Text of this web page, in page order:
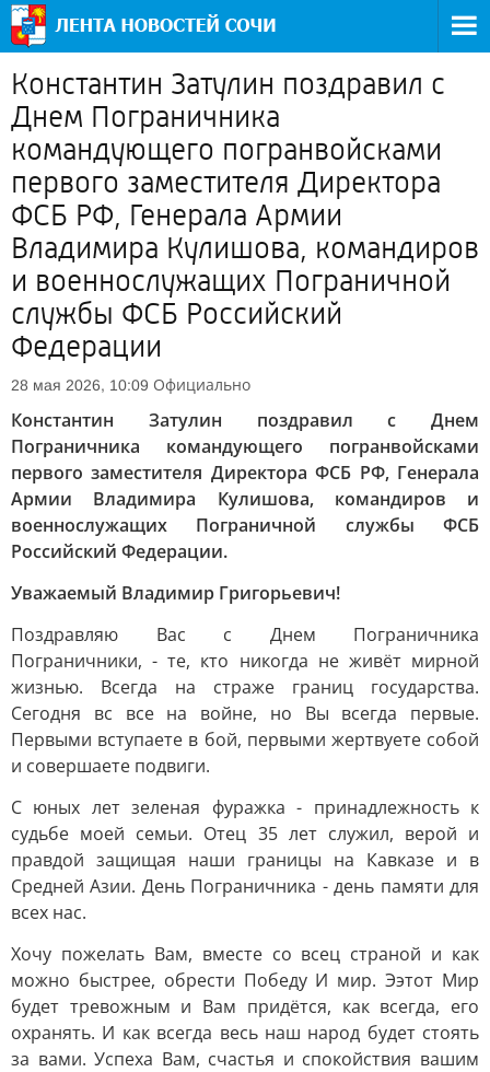
Константин Затулин поздравил с
Днем Пограничника
командующего погранвойсками
первого заместителя Директора
ФСБ РФ, Генерала Армии
Владимира Кулишова, командиров
и военнослужащих Пограничной
службы ФСБ Российский
Федерации
28 мая 2026, 10:09 Официально
Константин Затулин поздравил с Днем
Пограничника командующего погранвойсками
первого заместителя Директора ФСБ РФ, Генерала
Армии Владимира Кулишова, командиров и
военнослужащих Пограничной службы ФСБ
Российский Федерации.
Уважаемый Владимир Григорьевич!
Поздравляю Вас с Днем Пограничника
Пограничники, - те, кто никогда не живёт мирной
жизнью. Всегда на страже границ государства.
Сегодня вс все на войне, но Вы всегда первые.
Первыми вступаете в бой, первыми жертвуете собой
и совершаете подвиги.
С юных лет зеленая фуражка - принадлежность к
судьбе моей семьи. Отец 35 лет служил, верой и
правдой защищая наши границы на Кавказе и в
Средней Азии. День Пограничника - день памяти для
всех нас.
Хочу пожелать Вам, вместе со всец страной и как
можно быстрее, обрести Победу И мир. Ээтот Мир
будет тревожным и Вам придётся, как всегда, его
охранять. И как всегда весь наш народ будет стоять
за вами. Успеха Вам, счастья и спокойствия вашим